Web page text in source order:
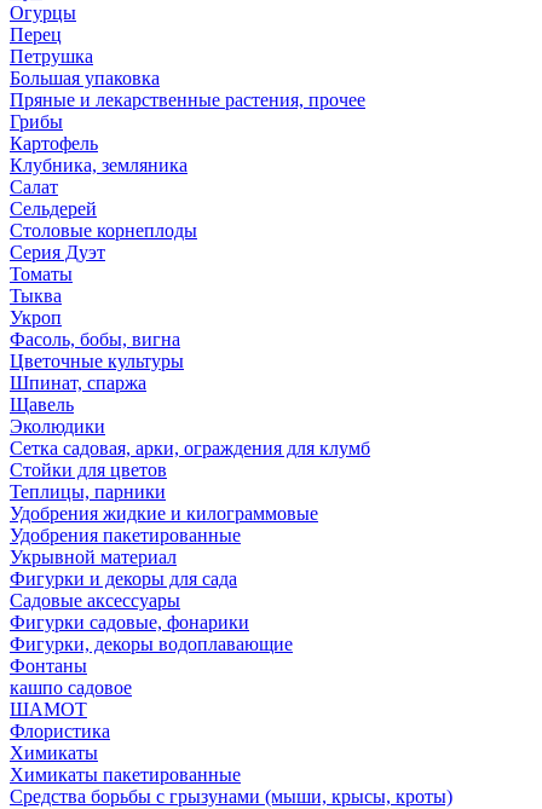
Огурцы
Перец
Петрушка
Большая упаковка
Пряные и лекарственные растения, прочее
Грибы
Картофель
Клубника, земляника
Салат
Сельдерей
Столовые корнеплоды
Серия Дуэт
Томаты
Тыква
Укроп
Фасоль, бобы, вигна
Цветочные культуры
Шпинат, спаржа
Щавель
Эколюдики
Сетка садовая, арки, ограждения для клумб
Стойки для цветов
Теплицы, парники
Удобрения жидкие и килограммовые
Удобрения пакетированные
Укрывной материал
Фигурки и декоры для сада
Садовые аксессуары
Фигурки садовые, фонарики
Фигурки, декоры водоплавающие
Фонтаны
кашпо садовое
ШАМОТ
Флористика
Химикаты
Химикаты пакетированные
Средства борьбы с грызунами (мыши, крысы, кроты)